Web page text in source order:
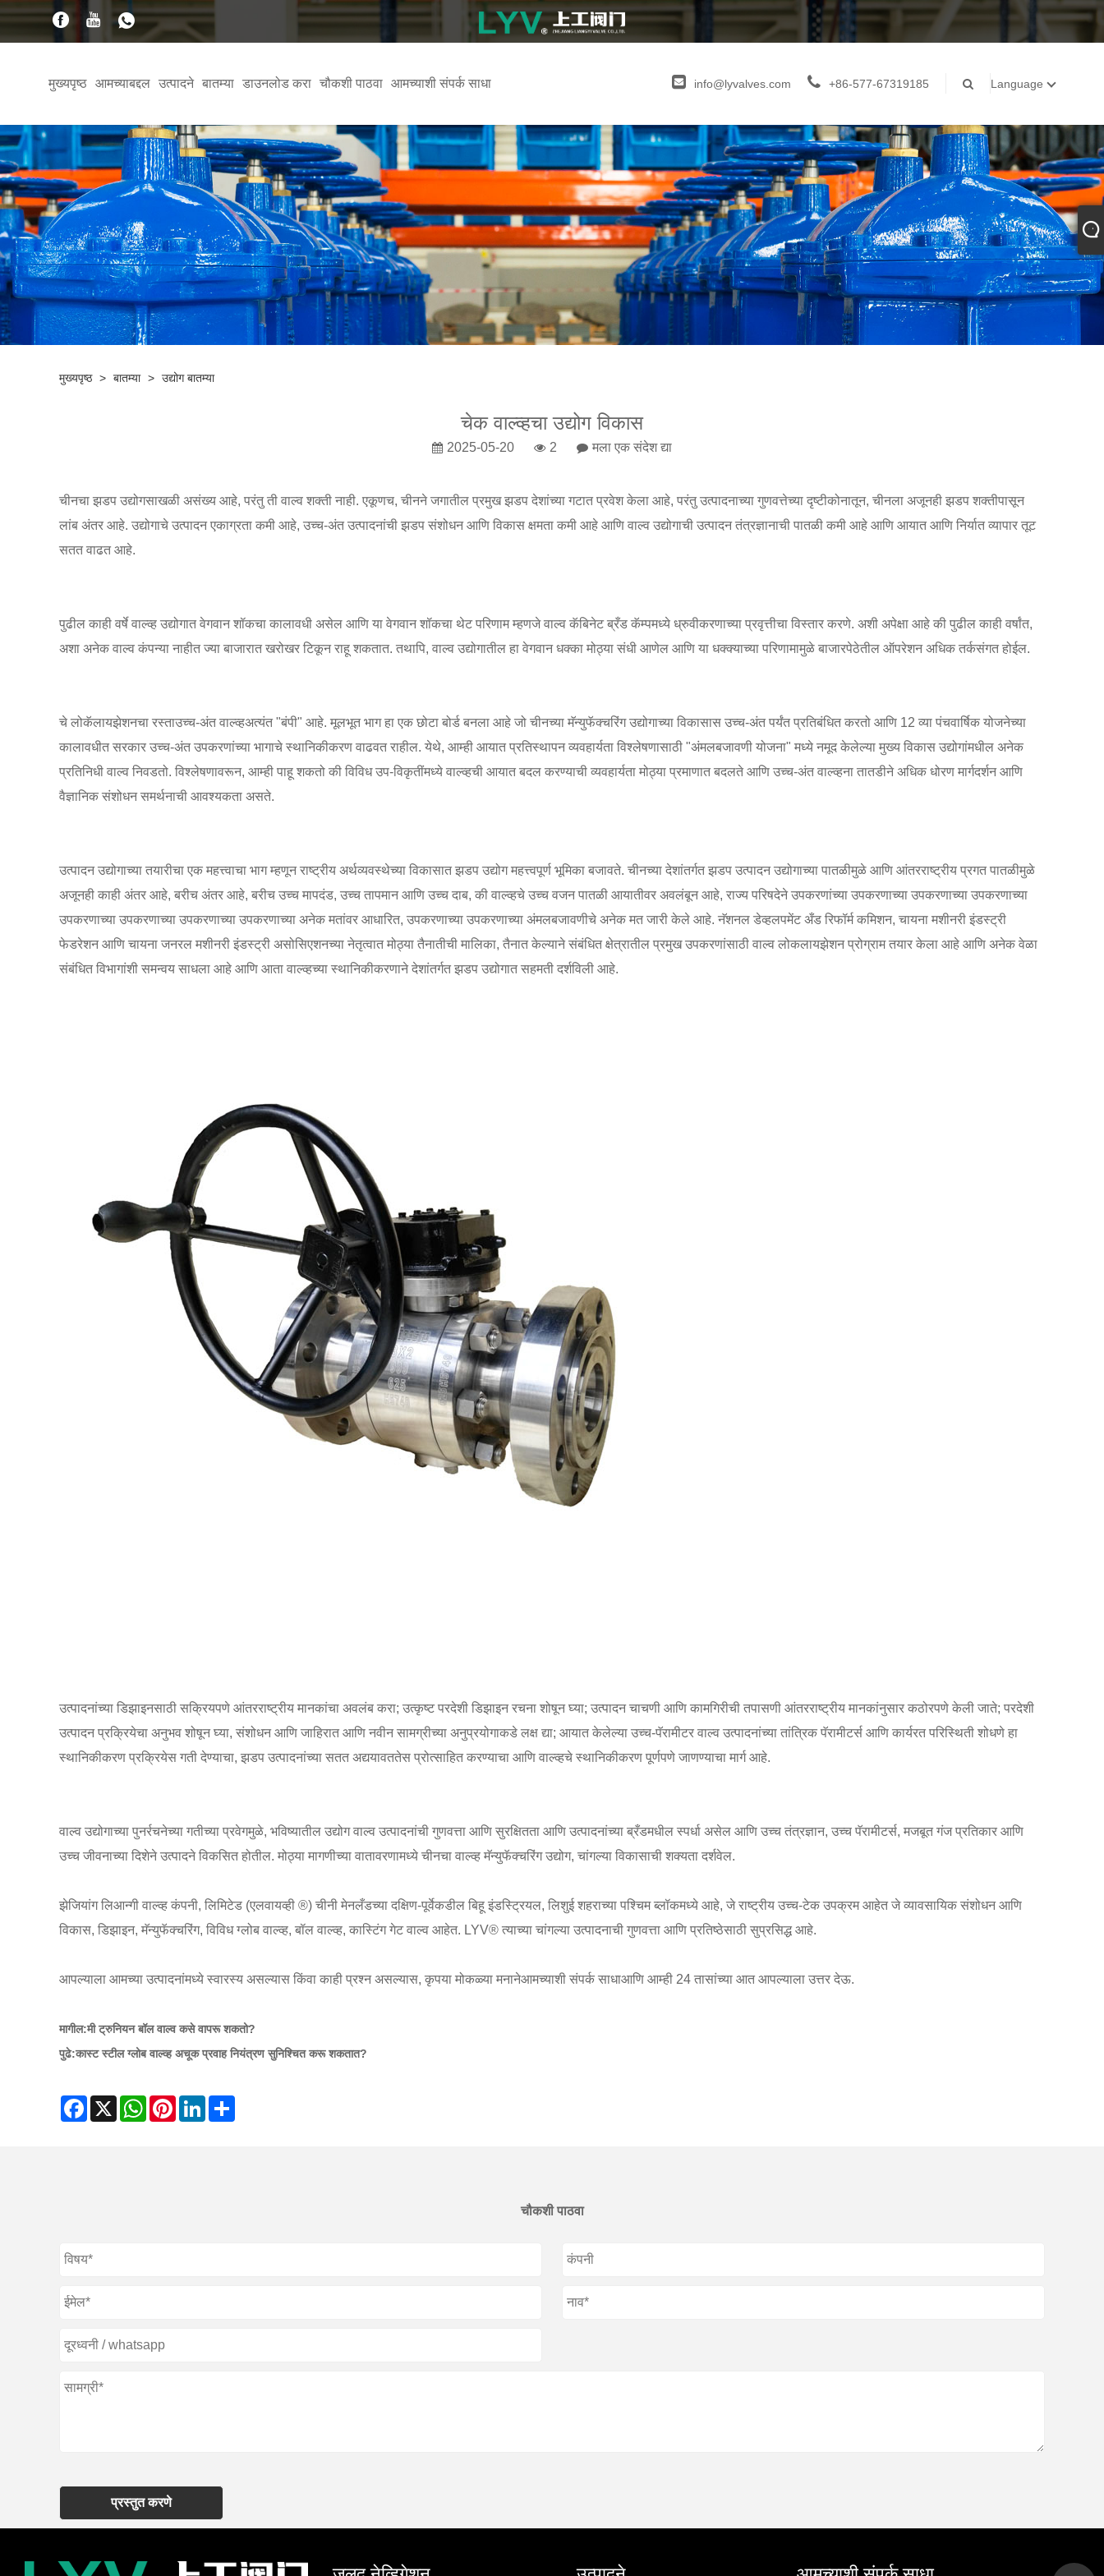
मुख्यपृष्ठ आमच्याबद्दल उत्पादने बातम्या डाउनलोड करा चौकशी पाठवा आमच्याशी संपर्क साधा info@lyvalves.com +86-577-67319185 Language
मुख्यपृष्ठ > बातम्या > उद्योग बातम्या
चेक वाल्व्हचा उद्योग विकास
2025-05-20 2 मला एक संदेश द्या
चीनचा झडप उद्योगसाखळी असंख्य आहे, परंतु ती वाल्व शक्ती नाही. एकूणच, चीनने जगातील प्रमुख झडप देशांच्या गटात प्रवेश केला आहे, परंतु उत्पादनाच्या गुणवत्तेच्या दृष्टीकोनातून, चीनला अजूनही झडप शक्तीपासून
लांब अंतर आहे. उद्योगाचे उत्पादन एकाग्रता कमी आहे, उच्च-अंत उत्पादनांची झडप संशोधन आणि विकास क्षमता कमी आहे आणि वाल्व उद्योगाची उत्पादन तंत्रज्ञानाची पातळी कमी आहे आणि आयात आणि निर्यात व्यापार तूट
सतत वाढत आहे.
पुढील काही वर्षे वाल्व्ह उद्योगात वेगवान शॉकचा कालावधी असेल आणि या वेगवान शॉकचा थेट परिणाम म्हणजे वाल्व कॅबिनेट ब्रँड कॅम्पमध्ये ध्रुवीकरणाच्या प्रवृत्तीचा विस्तार करणे. अशी अपेक्षा आहे की पुढील काही वर्षांत,
अशा अनेक वाल्व कंपन्या नाहीत ज्या बाजारात खरोखर टिकून राहू शकतात. तथापि, वाल्व उद्योगातील हा वेगवान धक्का मोठ्या संधी आणेल आणि या धक्क्याच्या परिणामामुळे बाजारपेठेतील ऑपरेशन अधिक तर्कसंगत होईल.
चे लोकॅलायझेशनचा रस्ताउच्च-अंत वाल्व्हअत्यंत "बंपी" आहे. मूलभूत भाग हा एक छोटा बोर्ड बनला आहे जो चीनच्या मॅन्युफॅक्चरिंग उद्योगाच्या विकासास उच्च-अंत पर्यंत प्रतिबंधित करतो आणि 12 व्या पंचवार्षिक योजनेच्या
कालावधीत सरकार उच्च-अंत उपकरणांच्या भागाचे स्थानिकीकरण वाढवत राहील. येथे, आम्ही आयात प्रतिस्थापन व्यवहार्यता विश्लेषणासाठी "अंमलबजावणी योजना" मध्ये नमूद केलेल्या मुख्य विकास उद्योगांमधील अनेक
प्रतिनिधी वाल्व निवडतो. विश्लेषणावरून, आम्ही पाहू शकतो की विविध उप-विकृतींमध्ये वाल्व्हची आयात बदल करण्याची व्यवहार्यता मोठ्या प्रमाणात बदलते आणि उच्च-अंत वाल्व्हना तातडीने अधिक धोरण मार्गदर्शन आणि
वैज्ञानिक संशोधन समर्थनाची आवश्यकता असते.
उत्पादन उद्योगाच्या तयारीचा एक महत्त्वाचा भाग म्हणून राष्ट्रीय अर्थव्यवस्थेच्या विकासात झडप उद्योग महत्त्वपूर्ण भूमिका बजावते. चीनच्या देशांतर्गत झडप उत्पादन उद्योगाच्या पातळीमुळे आणि आंतरराष्ट्रीय प्रगत पातळीमुळे
अजूनही काही अंतर आहे, बरीच अंतर आहे, बरीच उच्च मापदंड, उच्च तापमान आणि उच्च दाब, की वाल्व्हचे उच्च वजन पातळी आयातीवर अवलंबून आहे, राज्य परिषदेने उपकरणांच्या उपकरणाच्या उपकरणाच्या उपकरणाच्या
उपकरणाच्या उपकरणाच्या उपकरणाच्या उपकरणाच्या अनेक मतांवर आधारित, उपकरणाच्या उपकरणाच्या अंमलबजावणीचे अनेक मत जारी केले आहे. नॅशनल डेव्हलपमेंट अँड रिफॉर्म कमिशन, चायना मशीनरी इंडस्ट्री
फेडरेशन आणि चायना जनरल मशीनरी इंडस्ट्री असोसिएशनच्या नेतृत्वात मोठ्या तैनातीची मालिका, तैनात केल्याने संबंधित क्षेत्रातील प्रमुख उपकरणांसाठी वाल्व लोकलायझेशन प्रोग्राम तयार केला आहे आणि अनेक वेळा
संबंधित विभागांशी समन्वय साधला आहे आणि आता वाल्व्हच्या स्थानिकीकरणाने देशांतर्गत झडप उद्योगात सहमती दर्शविली आहे.
उत्पादनांच्या डिझाइनसाठी सक्रियपणे आंतरराष्ट्रीय मानकांचा अवलंब करा; उत्कृष्ट परदेशी डिझाइन रचना शोषून घ्या; उत्पादन चाचणी आणि कामगिरीची तपासणी आंतरराष्ट्रीय मानकांनुसार कठोरपणे केली जाते; परदेशी
उत्पादन प्रक्रियेचा अनुभव शोषून घ्या, संशोधन आणि जाहिरात आणि नवीन सामग्रीच्या अनुप्रयोगाकडे लक्ष द्या; आयात केलेल्या उच्च-पॅरामीटर वाल्व उत्पादनांच्या तांत्रिक पॅरामीटर्स आणि कार्यरत परिस्थिती शोधणे हा
स्थानिकीकरण प्रक्रियेस गती देण्याचा, झडप उत्पादनांच्या सतत अद्ययावततेस प्रोत्साहित करण्याचा आणि वाल्व्हचे स्थानिकीकरण पूर्णपणे जाणण्याचा मार्ग आहे.
वाल्व उद्योगाच्या पुनर्रचनेच्या गतीच्या प्रवेगमुळे, भविष्यातील उद्योग वाल्व उत्पादनांची गुणवत्ता आणि सुरक्षितता आणि उत्पादनांच्या ब्रँडमधील स्पर्धा असेल आणि उच्च तंत्रज्ञान, उच्च पॅरामीटर्स, मजबूत गंज प्रतिकार आणि
उच्च जीवनाच्या दिशेने उत्पादने विकसित होतील. मोठ्या मागणीच्या वातावरणामध्ये चीनचा वाल्व्ह मॅन्युफॅक्चरिंग उद्योग, चांगल्या विकासाची शक्यता दर्शवेल.
झेजियांग लिआन्गी वाल्व्ह कंपनी, लिमिटेड (एलवायव्ही ®) चीनी मेनलँडच्या दक्षिण-पूर्वेकडील बिहू इंडस्ट्रियल, लिशुई शहराच्या पश्चिम ब्लॉकमध्ये आहे, जे राष्ट्रीय उच्च-टेक उपक्रम आहेत जे व्यावसायिक संशोधन आणि
विकास, डिझाइन, मॅन्युफॅक्चरिंग, विविध ग्लोब वाल्व्ह, बॉल वाल्व्ह, कास्टिंग गेट वाल्व आहेत. LYV® त्याच्या चांगल्या उत्पादनाची गुणवत्ता आणि प्रतिष्ठेसाठी सुप्रसिद्ध आहे.
आपल्याला आमच्या उत्पादनांमध्ये स्वारस्य असल्यास किंवा काही प्रश्न असल्यास, कृपया मोकळ्या मनानेआमच्याशी संपर्क साधाआणि आम्ही 24 तासांच्या आत आपल्याला उत्तर देऊ.
मागील:मी ट्रुनियन बॉल वाल्व कसे वापरू शकतो?
पुढे:कास्ट स्टील ग्लोब वाल्व्ह अचूक प्रवाह नियंत्रण सुनिश्चित करू शकतात?
Facebook
X WhatsAppPinterestLinkedIn
चौकशी पाठवा
प्रस्तुत करणे